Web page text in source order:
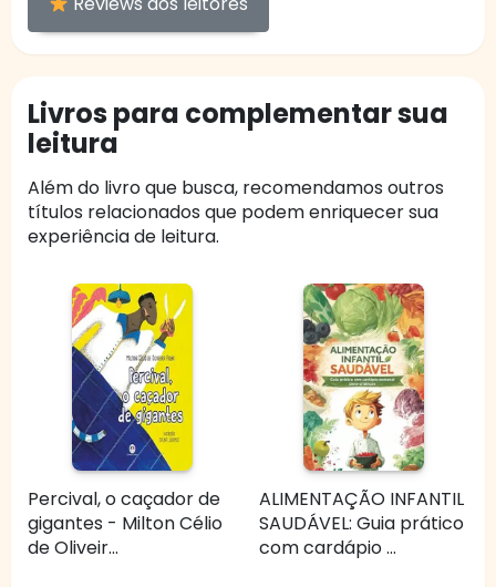
Livros para complementar sua
leitura
Além do livro que busca, recomendamos outros
títulos relacionados que podem enriquecer sua
experiência de leitura.
Percival, o caçador de
gigantes - Milton Célio
de Oliveir...
ALIMENTAÇÃO INFANTIL
SAUDÁVEL: Guia prático
com cardápio ...